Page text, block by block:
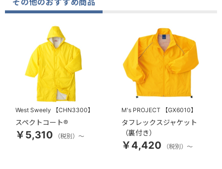
その他のおすすめ商品
West Sweely 【CHN3300】
スペクトコート®
￥5,310 （税別）～
M's PROJECT 【GX6010】
タフレックスジャケット
（裏付き）
￥4,420 （税別）～